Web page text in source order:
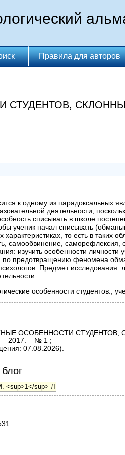
Правила для авторов
СТУДЕНТОВ,
к одному из парадоксальных
деятельности,
списывать в школе
ученик начал списывать
то есть в таких
самообвинение,
изучить особенности
по предотвращению феномена
Предмет
особенности студентов.,
ОСОБЕННОСТИ СТУДЕНТОВ,
– 2017. – № 1 ;
07.08.2026).